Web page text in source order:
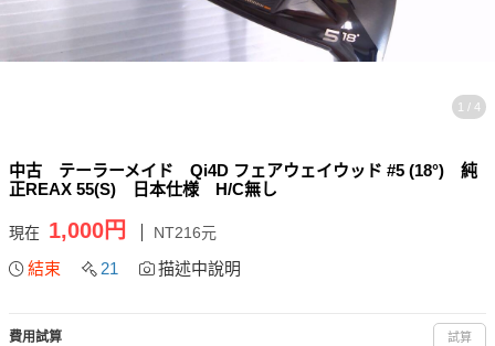
1 / 4
中古 テーラーメイド Qi4D フェアウェイウッド #5 (18°) 純
正REAX 55(S) 日本仕様 H/C無し
現在 1,000円 NT216元
結束 21 描述中說明
費用試算 試算